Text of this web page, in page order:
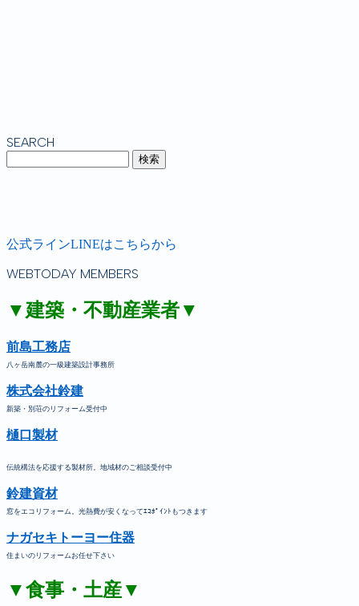
SEARCH
公式ラインLINEはこちらから
WEBTODAY MEMBERS
▼建築・不動産業者▼
前島工務店
八ヶ岳南麓の一級建築設計事務所
株式会社鈴建
新築・別荘のリフォーム受付中
樋口製材
伝統構法を応援する製材所。地域材のご相談受付中
鈴建資材
窓をエコリフォーム。光熱費が安くなってｴｺﾎﾟｲﾝﾄもつきます
ナガセキトーヨー住器
住まいのリフォームお任せ下さい
▼食事・土産▼